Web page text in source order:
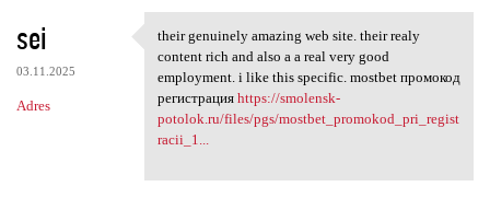
sei
03.11.2025
Adres
their genuinely amazing web
their genuinely amazing web site. their realy
content rich and also a a real very good
employment. i like this specific. mostbet промокод
регистрация https://smolensk-
potolok.ru/files/pgs/mostbet_promokod_pri_regist
racii_1...